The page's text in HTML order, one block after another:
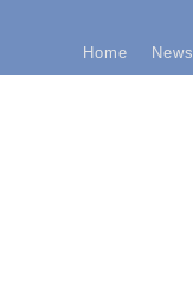
Home News